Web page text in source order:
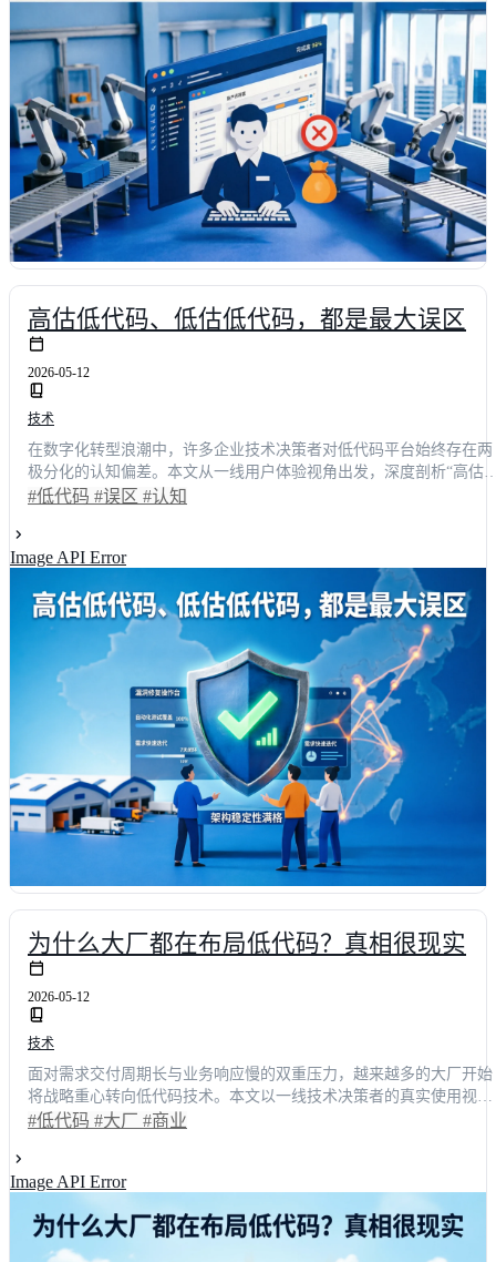
高估低代码、低估低代码，都是最大误区
2026-05-12
技术
在数字化转型浪潮中，许多企业技术决策者对低代码平台始终存在两
极分化的认知偏差。本文从一线用户体验视角出发，深度剖析“高估”
与“低估”低代码的两大核心误区。通过真实项目复盘与量化数据对
提供可落地的选型矩阵与实施路径，帮助团队打破思维定式，精准匹
#低代码 #误区 #认知
Image API Error
为什么大厂都在布局低代码？真相很现实
2026-05-12
技术
面对需求交付周期长与业务响应慢的双重压力，越来越多的大厂开始
将战略重心转向低代码技术。本文以一线技术决策者的真实使用视角
出发，深度剖析低代码开发如何打破传统研发壁垒，实现业务人员与
精准完成技术选型，加速企业数字化转型进程。 面对大厂普遍面临的
商业环境中，系统响应速度直接决定客户留存率。这正是低代码技术
爆发的核心动因，它直击业务场景中响应迟缓的痛点。作为负责内部
#低代码 #大厂 #商业
Image API Error